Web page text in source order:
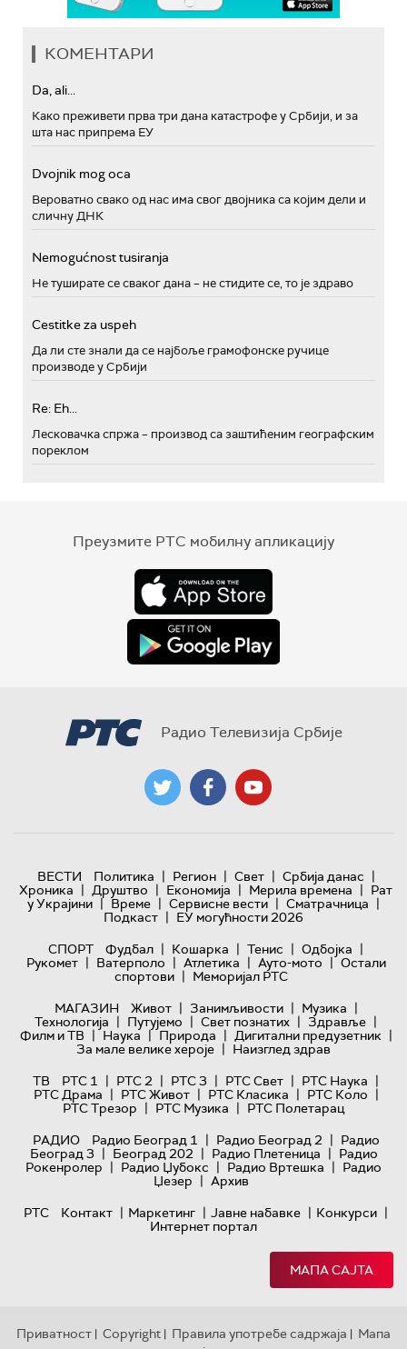
КОМЕНТАРИ
Da, ali...
Како преживети прва три дана катастрофе у Србији, и за
шта нас припрема ЕУ
Dvojnik mog oca
Вероватно свако од нас има свог двојника са којим дели и
сличну ДНК
Nemogućnost tusiranja
Не туширате се сваког дана – не стидите се, то је здраво
Cestitke za uspeh
Да ли сте знали да се најбоље грамофонске ручице
производе у Србији
Re: Eh...
Лесковачка спржа – производ са заштићеним географским
пореклом
Преузмите РТС мобилну апликацију
Радио Телевизија Србије
ВЕСТИ Политика | Регион | Свет | Србија данас |
Хроника | Друштво | Економија | Мерила времена | Рат
у Украјини | Време | Сервисне вести | Сматрачница |
Подкаст | ЕУ могућности 2026
СПОРТ
Фудбал | Кошарка | Тенис | Одбојка |
Рукомет | Ватерполо | Атлетика | Ауто-мото | Остали
спортови | Меморијал РТС
МАГАЗИН
Живот | Занимљивости | Музика |
Технологијa | Путујемо | Свет познатих | Здравље |
Филм и ТВ | Наука | Природа | Дигитални предузетник |
За мале велике хероје | Наизглед здрав
ТВ
РТС 1 | РТС 2 | РТС 3 | РТС Свет | РТС Наука |
РТС Драма | РТС Живот | РТС Класика | РТС Коло |
РТС Трезор | РТС Музика | РТС Полетарац
РАДИО
Радио Београд 1 | Радио Београд 2 | Радио
Београд 3 | Београд 202 | Радио Плетеница | Радио
Рокенролер | Радио Џубокс | Радио Вртешка | Радио
Џезер | Архив
РТС
Контакт | Маркетинг | Јавне набавке | Конкурси |
Интернет портал
МАПА САЈТА
Приватност | Copyright | Правила употребе садржаја | Мапа